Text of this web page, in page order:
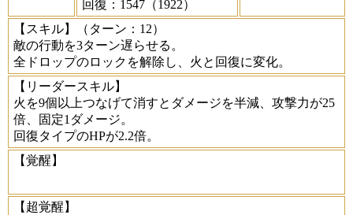
回復：1547（1922）
【スキル】
（ターン：12）
敵の行動を3ターン遅らせる。
全ドロップのロックを解除し、火と回復に変化。
【リーダースキル】
火を9個以上つなげて消すとダメージを半減、攻撃力が25
倍、固定1ダメージ。
回復タイプのHPが2.2倍。
【覚醒】
【超覚醒】